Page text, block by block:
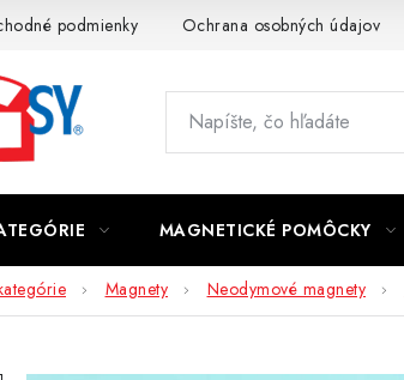
podmienky Ochrana osobných údajov
MAGNETICKÉ POMÔCKY
Magnety Neodymové magnety